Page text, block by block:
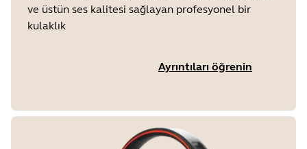
ve üstün ses kalitesi sağlayan profesyonel bir
kulaklık
Ayrıntıları öğrenin